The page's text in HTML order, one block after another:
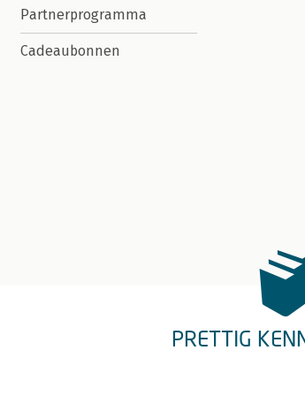
Partnerprogramma
Cadeaubonnen
PRETTIG